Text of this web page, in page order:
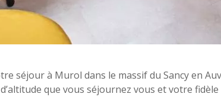
séjour à Murol dans le massif du Sancy en
que vous séjournez vous et votre